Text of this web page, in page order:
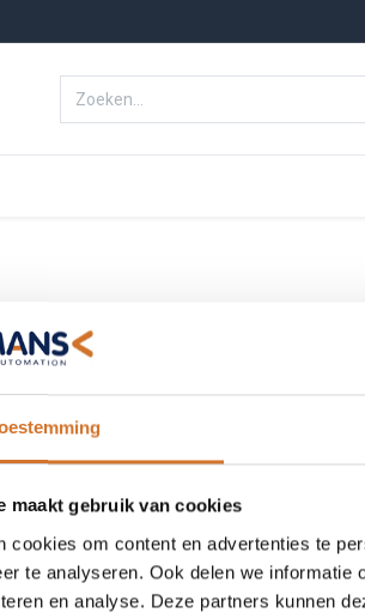
maakt gebruik van cookies
cookies om content en advertenties te
te analyseren. Ook delen we
en analyse. Deze partners kunnen